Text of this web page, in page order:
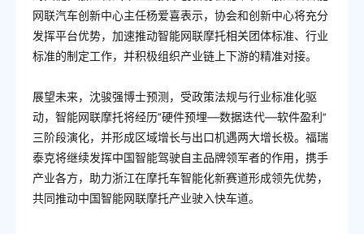
网联汽车创新中心主任杨爱喜表示，协会和创新中心将充分
发挥平台优势，加速推动智能网联摩托相关团体标准、行业
标准的制定工作，并积极组织产业链上下游的精准对接。
展望未来，沈骏强博士预测，受政策法规与行业标准化驱
动，智能网联摩托将经历“硬件预埋—数据迭代—软件盈利”
三阶段演化，并形成区域增长与出口机遇两大增长极。福瑞
泰克将继续发挥中国智能驾驶自主品牌领军者的作用，携手
产业各方，助力浙江在摩托车智能化新赛道形成领先优势，
共同推动中国智能网联摩托产业驶入快车道。